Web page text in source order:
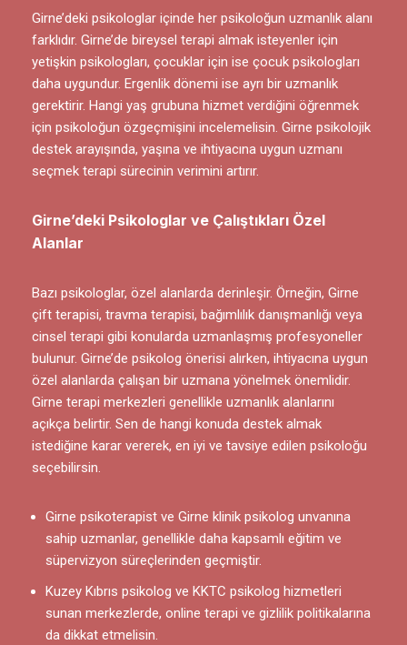
Girne’deki psikologlar içinde her psikoloğun uzmanlık alanı
farklıdır. Girne’de bireysel terapi almak isteyenler için
yetişkin psikologları, çocuklar için ise çocuk psikologları
daha uygundur. Ergenlik dönemi ise ayrı bir uzmanlık
gerektirir. Hangi yaş grubuna hizmet verdiğini öğrenmek
için psikoloğun özgeçmişini incelemelisin. Girne psikolojik
destek arayışında, yaşına ve ihtiyacına uygun uzmanı
seçmek terapi sürecinin verimini artırır.
Girne’deki Psikologlar ve Çalıştıkları Özel
Alanlar
Bazı psikologlar, özel alanlarda derinleşir. Örneğin, Girne
çift terapisi, travma terapisi, bağımlılık danışmanlığı veya
cinsel terapi gibi konularda uzmanlaşmış profesyoneller
bulunur. Girne’de psikolog önerisi alırken, ihtiyacına uygun
özel alanlarda çalışan bir uzmana yönelmek önemlidir.
Girne terapi merkezleri genellikle uzmanlık alanlarını
açıkça belirtir. Sen de hangi konuda destek almak
istediğine karar vererek, en iyi ve tavsiye edilen psikoloğu
seçebilirsin.
Girne psikoterapist ve Girne klinik psikolog unvanına
sahip uzmanlar, genellikle daha kapsamlı eğitim ve
süpervizyon süreçlerinden geçmiştir.
Kuzey Kıbrıs psikolog ve KKTC psikolog hizmetleri
sunan merkezlerde, online terapi ve gizlilik politikalarına
da dikkat etmelisin.